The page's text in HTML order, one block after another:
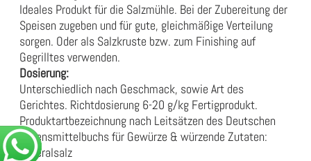
Ideales Produkt für die Salzmühle. Bei der Zubereitung der
Speisen zugeben und für gute, gleichmäßige Verteilung
sorgen. Oder als Salzkruste bzw. zum Finishing auf
Gegrilltes verwenden.
Dosierung:
Unterschiedlich nach Geschmack, sowie Art des
Gerichtes. Richtdosierung 6-20 g/kg Fertigprodukt.
Produktartbezeichnung nach Leitsätzen des Deutschen
Lebensmittelbuchs für Gewürze & würzende Zutaten:
Mineralsalz